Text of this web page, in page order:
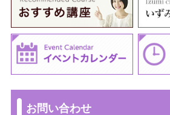
お問い合わせ